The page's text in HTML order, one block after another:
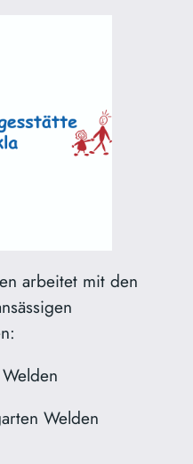
arbeitet mit den
Welden